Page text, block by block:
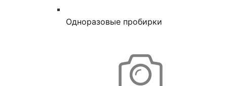
Одноразовые пробирки